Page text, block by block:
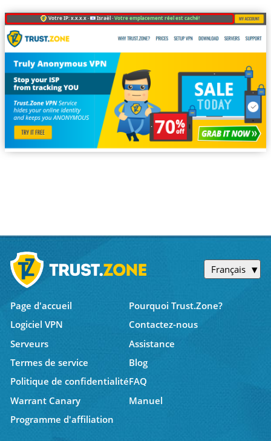
Votre IP: x.x.x.x · Israël ·Votre emplacement réel est caché!
Français
Page d'accueil
Pourquoi Trust.Zone?
Logiciel VPN
Contactez-nous
Serveurs
Assistance
Termes de service
Blog
Politique de confidentialitéFAQ
Warrant Canary
Manuel
Programme d'affiliation